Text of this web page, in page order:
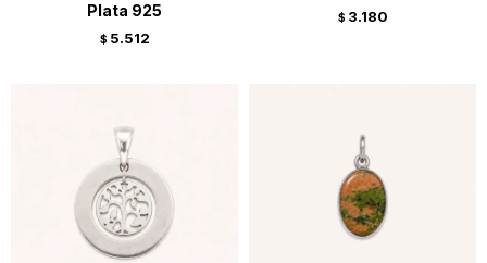
Plata 925
$ 5.512
$ 3.180